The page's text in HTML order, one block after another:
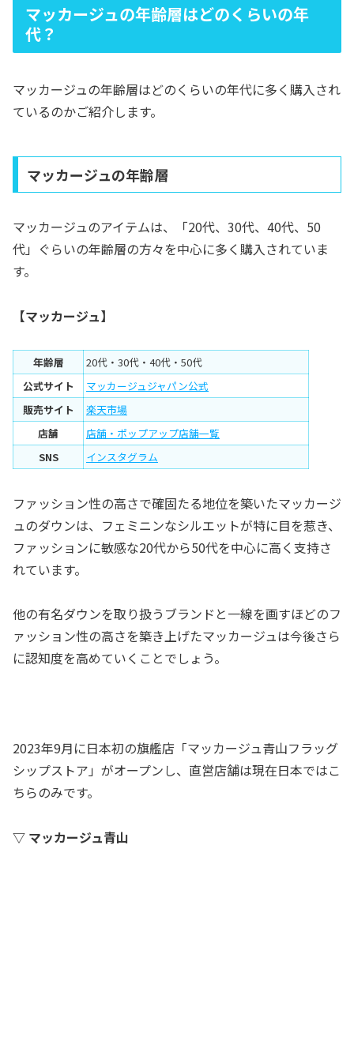
マッカージュの年齢層はどのくらいの年
代？
マッカージュの年齢層はどのくらいの年代に多く購入され
ているのかご紹介します。
マッカージュの年齢層
マッカージュのアイテムは、「20代、30代、40代、50
代」ぐらいの年齢層の方々を中心に多く購入されていま
す。
【マッカージュ】
年齢層
20代・30代・40代・50代
公式サイト
マッカージュジャパン公式
販売サイト
楽天市場
店舗
店舗・ポップアップ店舗一覧
SNS
インスタグラム
ファッション性の高さで確固たる地位を築いたマッカージ
ュのダウンは、フェミニンなシルエットが特に目を惹き、
ファッションに敏感な20代から50代を中心に高く支持さ
れています。
他の有名ダウンを取り扱うブランドと一線を画すほどのフ
ァッション性の高さを築き上げたマッカージュは今後さら
に認知度を高めていくことでしょう。
2023年9月に日本初の旗艦店「マッカージュ青山フラッグ
シップストア」がオープンし、直営店舗は現在日本ではこ
ちらのみです。
▽ マッカージュ青山